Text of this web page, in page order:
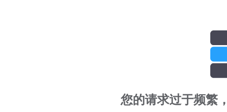
您的请求过于频繁